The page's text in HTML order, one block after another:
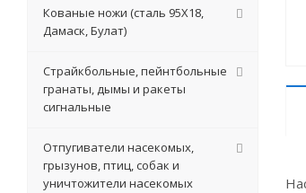
Кованые ножи (сталь 95Х18,
Дамаск, Булат)
Страйкбольные, пейнтбольные
гранаты, дымы и ракеты
сигнальные
Отпугиватели насекомых,
грызунов, птиц, собак и
уничтожители насекомых